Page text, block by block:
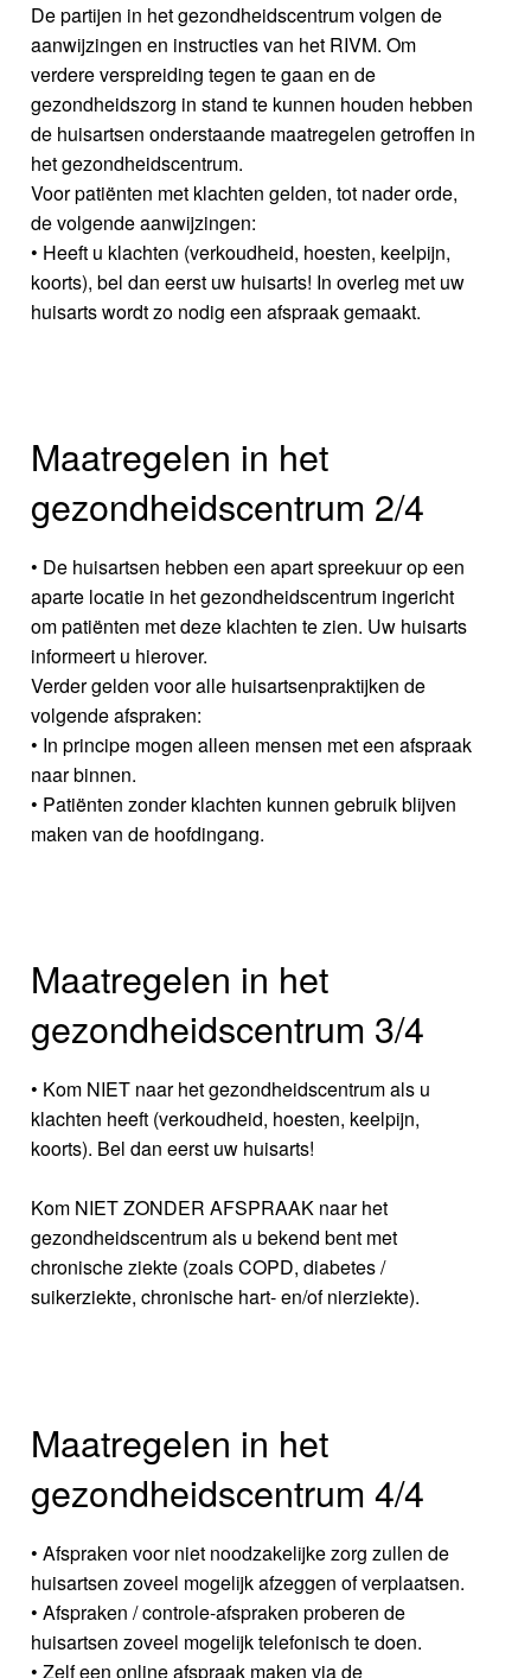
De partijen in het gezondheidscentrum volgen de
aanwijzingen en instructies van het RIVM. Om
verdere verspreiding tegen te gaan en de
gezondheidszorg in stand te kunnen houden hebben
de huisartsen onderstaande maatregelen getroffen in
het gezondheidscentrum.
Voor patiënten met klachten gelden, tot nader orde,
de volgende aanwijzingen:
• Heeft u klachten (verkoudheid, hoesten, keelpijn,
koorts), bel dan eerst uw huisarts! In overleg met uw
huisarts wordt zo nodig een afspraak gemaakt.
Maatregelen in het
gezondheidscentrum 2/4
• De huisartsen hebben een apart spreekuur op een
aparte locatie in het gezondheidscentrum ingericht
om patiënten met deze klachten te zien. Uw huisarts
informeert u hierover.
Verder gelden voor alle huisartsenpraktijken de
volgende afspraken:
• In principe mogen alleen mensen met een afspraak
naar binnen.
• Patiënten zonder klachten kunnen gebruik blijven
maken van de hoofdingang.
Maatregelen in het
gezondheidscentrum 3/4
• Kom NIET naar het gezondheidscentrum als u
klachten heeft (verkoudheid, hoesten, keelpijn,
koorts). Bel dan eerst uw huisarts!
Kom NIET ZONDER AFSPRAAK naar het
gezondheidscentrum als u bekend bent met
chronische ziekte (zoals COPD, diabetes /
suikerziekte, chronische hart- en/of nierziekte).
Maatregelen in het
gezondheidscentrum 4/4
• Afspraken voor niet noodzakelijke zorg zullen de
huisartsen zoveel mogelijk afzeggen of verplaatsen.
• Afspraken / controle-afspraken proberen de
huisartsen zoveel mogelijk telefonisch te doen.
• Zelf een online afspraak maken via de